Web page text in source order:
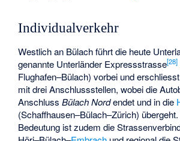
Individualverkehr
Westlich an Bülach führt die heute
genannte Unterländer Expressstrasse[28]
Flughafen–Bülach) vorbei und
mit drei Anschlussstellen, wobei die
AnschlussBülach Nordendet und in die
(Schaffhausen–Bülach–Zürich)
Bedeutung ist zudem die